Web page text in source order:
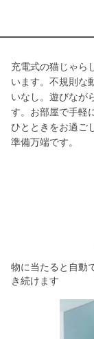
充電式の猫じゃら
います。不規則な
いなし。遊びなが
す。お部屋で手軽
ひとときをお過ご
準備万端です。
物に当たると自動
き続けます